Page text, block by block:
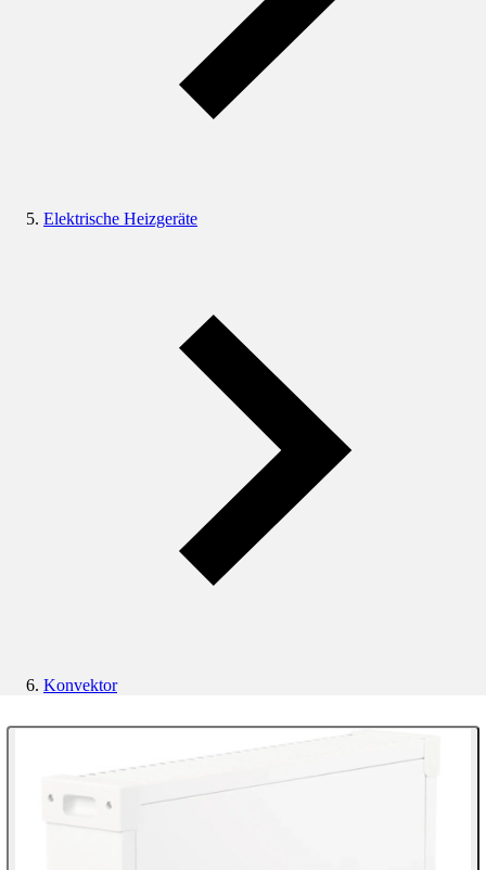
Elektrische Heizgeräte
Konvektor